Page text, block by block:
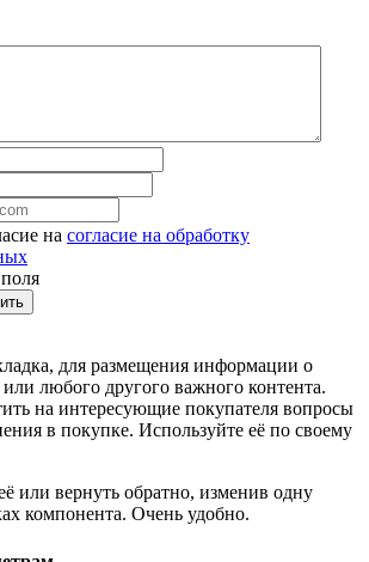
на согласие на обработку
для размещения информации о
или любого другого важного контента.
на интересующие покупателя вопросы
в покупке. Используйте её по своему
или вернуть обратно, изменив одну
компонента. Очень удобно.